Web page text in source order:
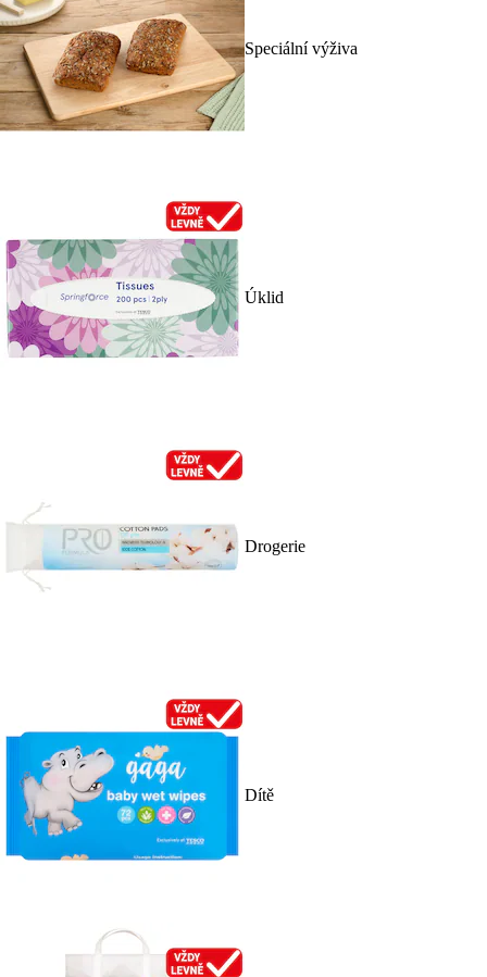
Speciální výživa
Úklid
Drogerie
Dítě